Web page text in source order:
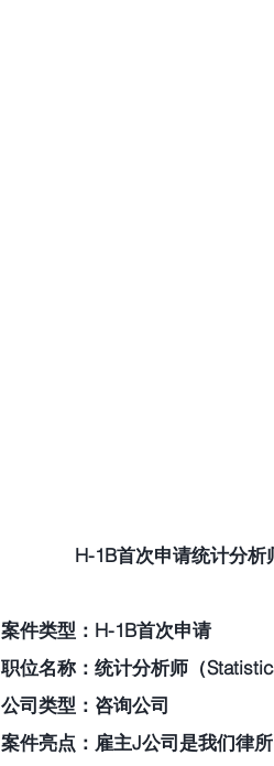
H-1B首次申请统计分
案件类型：H-1B首次申请
职位名称：统计分析师（
公司类型：咨询公司
案件亮点：雇主J公司是我们律